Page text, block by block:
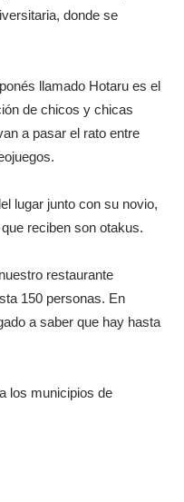
donde se
llamado Hotaru es el
de chicos y chicas
a pasar el rato entre
lugar junto con su novio,
reciben son otakus.
restaurante
150 personas. En
a saber que hay hasta
los municipios de